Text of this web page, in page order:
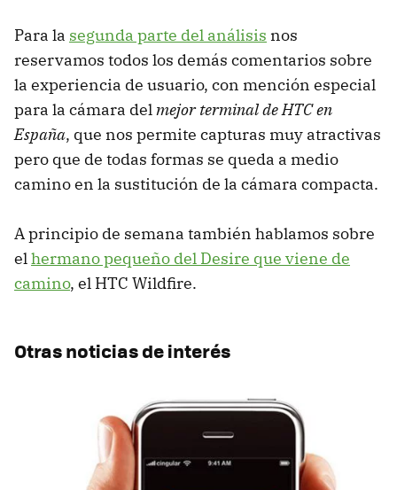
Para la segunda parte del análisis nos
reservamos todos los demás comentarios sobre
la experiencia de usuario, con mención especial
para la cámara delmejor terminal de HTC en
España, que nos permite capturas muy atractivas
pero que de todas formas se queda a medio
camino en la sustitución de la cámara compacta.
A principio de semana también hablamos sobre
elhermano pequeño del Desire que viene de
camino, el HTC Wildfire.
Otras noticias de interés